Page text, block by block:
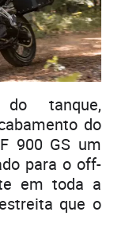
tanque,
do
900 GS um
para o off-
em toda a
que o